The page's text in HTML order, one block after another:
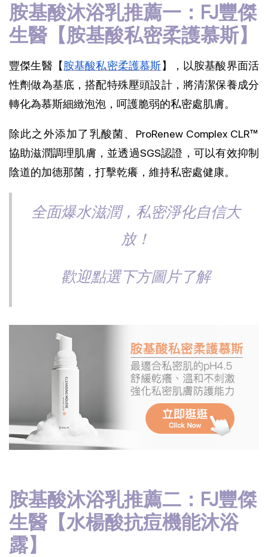
胺基酸沐浴乳推薦一：FJ豐傑
生醫【胺基酸私密柔護慕斯】
豐傑生醫【胺基酸私密柔護慕斯】，以胺基酸界面活
性劑做為基底，搭配特殊壓頭設計，將清潔保養成分
轉化為慕斯細緻泡泡，呵護脆弱的私密處肌膚。
除此之外添加了乳酸菌、ProRenew Complex CLR™
協助滋潤調理肌膚，並透過SGS認證，可以有效抑制
陰道的加德那菌，打擊乾癢，維持私密處健康。
全面爆水滋潤，私密淨化自信大
放！
歡迎點選下方圖片了解
胺基酸沐浴乳推薦二：FJ豐傑
生醫【水楊酸抗痘機能沐浴
露】